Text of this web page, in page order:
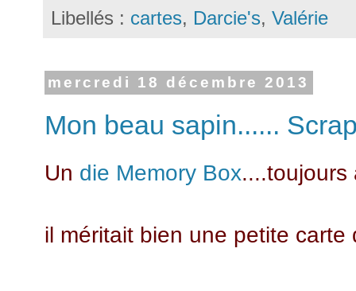
Libellés : cartes, Darcie's, Valérie
mercredi 18 décembre 2013
Mon beau sapin......
Un die Memory Box....toujours
il méritait bien une petite